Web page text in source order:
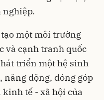
nghiệp.
một môi trường
và cạnh tranh quốc
triển một hệ sinh
động, đóng góp
tế - xã hội của